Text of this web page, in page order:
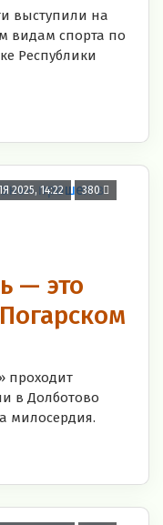
выступили на
видам спорта по
Республики
2025, 14:22 380
— это
проходит
в Долботово
милосердия.